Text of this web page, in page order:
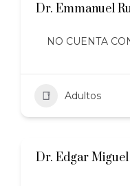
Dr. Emmanuel
NO CUENTA
Adultos
Dr. Edgar Miguel